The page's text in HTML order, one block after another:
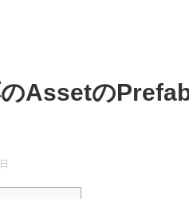
のAssetの